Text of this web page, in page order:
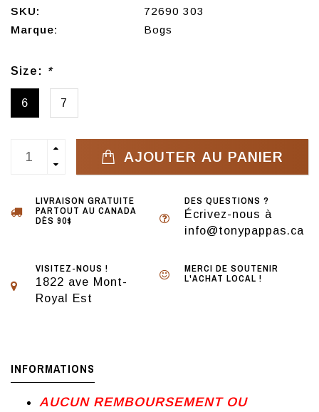
SKU:
72690 303
Marque:
Bogs
Size: *
6 7
AJOUTER AU PANIER
LIVRAISON GRATUITE
PARTOUT AU CANADA
DÈS 90$
DES QUESTIONS ?
Écrivez-nous à
info@tonypappas.ca
VISITEZ-NOUS !
1822 ave Mont-
Royal Est
MERCI DE SOUTENIR
L'ACHAT LOCAL !
INFORMATIONS
AUCUN REMBOURSEMENT OU